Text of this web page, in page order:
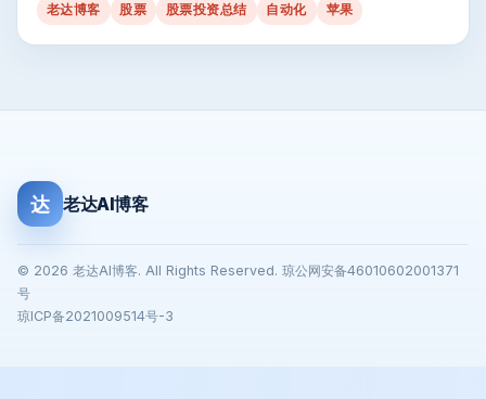
老达博客
股票 股票投资总结 自动化 苹果
达 老达AI博客
© 2026 老达AI博客. All Rights Reserved. 琼公网安备46010602001371
号
琼ICP备2021009514号-3